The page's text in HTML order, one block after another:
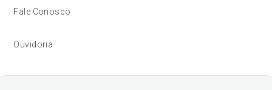
Fale Conosco
Ouvidoria